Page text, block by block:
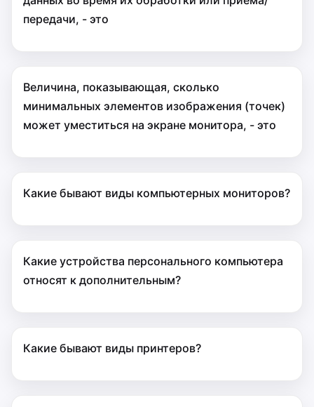
передачи, - это
Величина, показывающая, сколько
минимальных элементов изображения (точек)
может уместиться на экране монитора, - это
Какие бывают виды компьютерных мониторов?
Какие устройства персонального компьютера
относят к дополнительным?
Какие бывают виды принтеров?